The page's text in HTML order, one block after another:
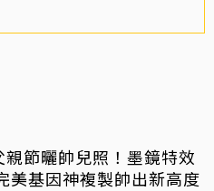
親節曬帥兒照！墨鏡特效
美基因神複製帥出新高度